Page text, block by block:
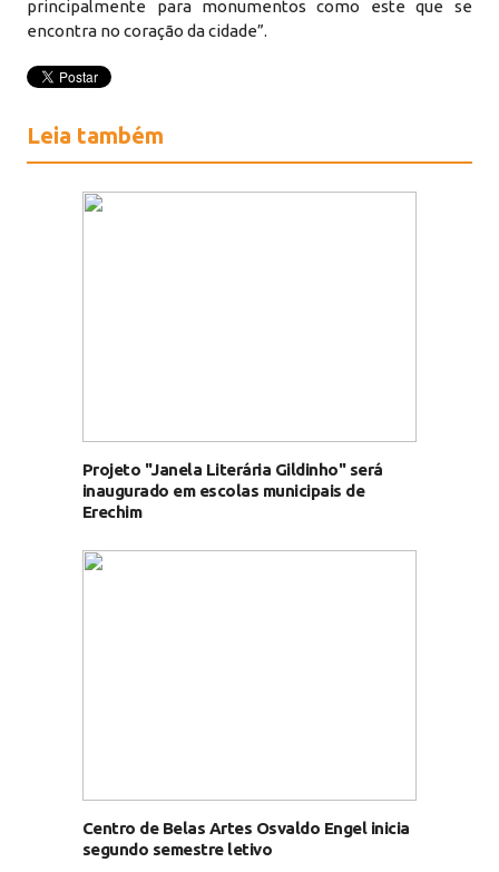
principalmente para monumentos como este que se
encontra no coração da cidade”.
Leia também
Projeto "Janela Literária Gildinho" será
inaugurado em escolas municipais de
Erechim
Centro de Belas Artes Osvaldo Engel inicia
segundo semestre letivo